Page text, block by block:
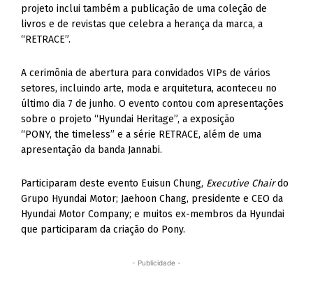
projeto inclui também a publicação de uma coleção de
livros e de revistas que celebra a herança da marca, a
“RETRACE”.
A cerimônia de abertura para convidados VIPs de vários
setores, incluindo arte, moda e arquitetura, aconteceu no
último dia 7 de junho. O evento contou com apresentações
sobre o projeto “Hyundai Heritage”, a exposição
“PONY, the timeless” e a série RETRACE, além de uma
apresentação da banda Jannabi.
Participaram deste evento Euisun Chung, Executive Chairdo
Grupo Hyundai Motor; Jaehoon Chang, presidente e CEO da
Hyundai Motor Company; e muitos ex-membros da Hyundai
que participaram da criação do Pony.
- Publicidade -